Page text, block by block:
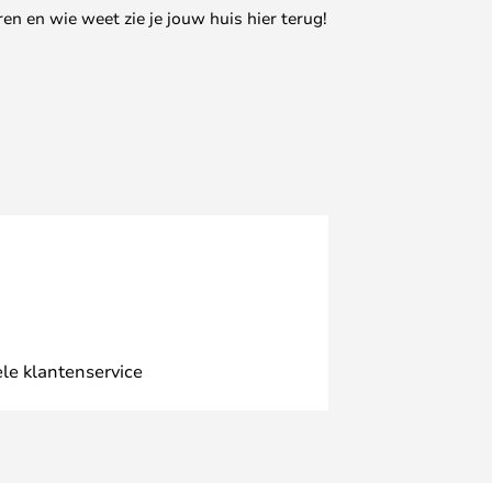
en wie weet zie je jouw huis hier terug!
klantenservice